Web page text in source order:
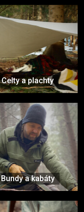
Celty a plachty
Bundy a kabáty